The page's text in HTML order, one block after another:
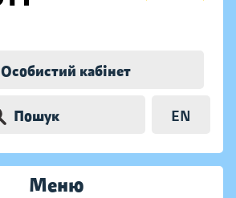
Особистий кабінет
Пошук EN
Меню